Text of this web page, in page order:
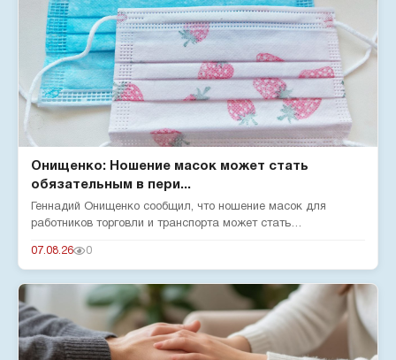
Онищенко: Ношение масок может стать
обязательным в пери...
Геннадий Онищенко сообщил, что ношение масок для
работников торговли и транспорта может стать
07.08.26 0